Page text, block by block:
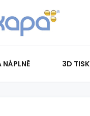
NÁPLNĚ 3D TISK
BLOKY-OBÁLKY